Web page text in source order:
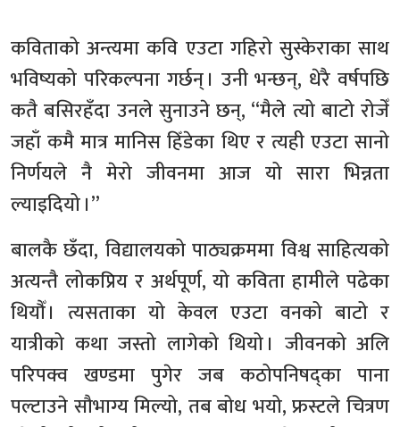
कविताको अन्त्यमा कवि एउटा गहिरो सुस्केराका साथ
भविष्यको परिकल्पना गर्छन् । उनी भन्छन्, धेरै वर्षपछि
कतै बसिरहँदा उनले सुनाउने छन्, “मैले त्यो बाटो रोजेँ
जहाँ कमै मात्र मानिस हिँडेका थिए र त्यही एउटा सानो
निर्णयले नै मेरो जीवनमा आज यो सारा भिन्नता
ल्याइदियो ।”
बालकै छँदा, विद्यालयको पाठ्यक्रममा विश्व साहित्यको
अत्यन्तै लोकप्रिय र अर्थपूर्ण, यो कविता हामीले पढेका
थियौँ । त्यसताका यो केवल एउटा वनको बाटो र
यात्रीको कथा जस्तो लागेको थियो । जीवनको अलि
परिपक्व खण्डमा पुगेर जब कठोपनिषद्का पाना
पल्टाउने सौभाग्य मिल्यो, तब बोध भयो, फ्रस्टले चित्रण